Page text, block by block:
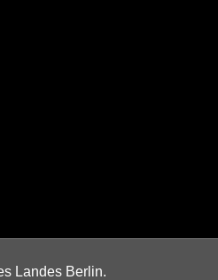
Landes Berlin.